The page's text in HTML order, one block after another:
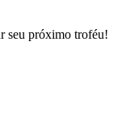
seu próximo troféu!